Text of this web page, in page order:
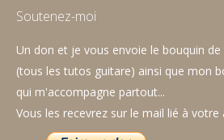
opens
new
window
opens
new
window
opens
new
window
Soutenez-moi
Un don et je vous envoie le bouquin
(tous les tutos guitare) ainsi que mon
qui m'accompagne partout...
Vous les recevrez sur le mail lié à votre